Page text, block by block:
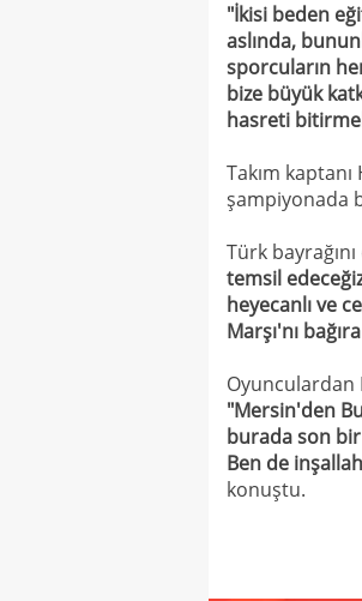
"İkisi beden
aslında,
sporcuların
bize büyük
hasreti
Takım
şampiyonada
Türk
temsil
heyecanlı ve
Marşı'nı
Oyunculardan
"Mersin'den
burada son bir
Ben de
konuştu.